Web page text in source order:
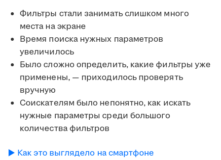
Фильтры стали занимать слишком много
места на экране
Время поиска нужных параметров
увеличилось
Было сложно определить, какие фильтры уже
применены, — приходилось проверять
вручную
Соискателям было непонятно, как искать
нужные параметры среди большого
количества фильтров
► Как это выглядело на смартфоне